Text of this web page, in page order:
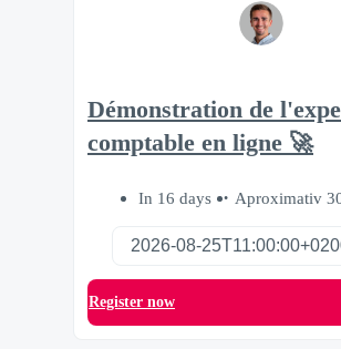
Démonstration de
comptable en ligne 🚀
In 16 days Aproximativ
Register now